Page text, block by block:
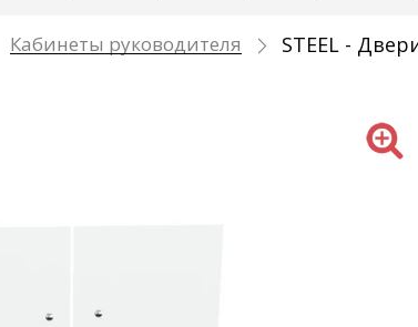
Кабинеты руководителя STEEL -